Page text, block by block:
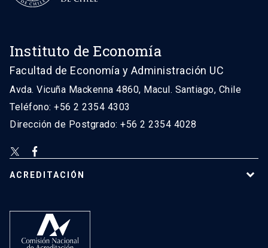
Instituto de Economía
Facultad de Economía y Administración UC
Avda. Vicuña Mackenna 4860, Macul. Santiago, Chile
Teléfono: +56 2 2354 4303
Dirección de Postgrado: +56 2 2354 4028
ACREDITACIÓN